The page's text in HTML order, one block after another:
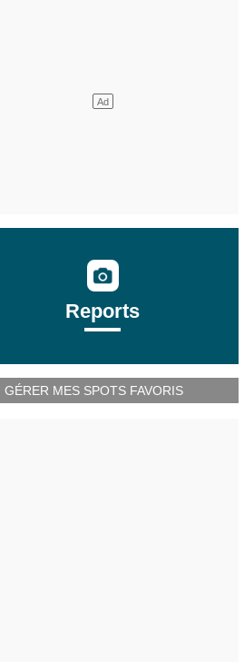
Reports
GÉRER MES SPOTS FAVORIS